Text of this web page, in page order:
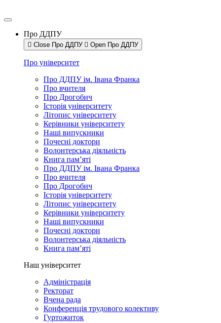
Про ДДПУ
Close Про ДДПУ Open Про ДДПУ
Про університет
Про ДДПУ ім. Івана Франка
Про вчителя
Про Дрогобич
Історія університету
Літопис університету
Керівники університету
Наші випускники
Почесні доктори
Волонтерська діяльність
Книга пам’яті
Про ДДПУ ім. Івана Франка
Про вчителя
Про Дрогобич
Історія університету
Літопис університету
Керівники університету
Наші випускники
Почесні доктори
Волонтерська діяльність
Книга пам’яті
Наш університет
Адміністрація
Ректорат
Вчена рада
Конференція трудового колективу
Гуртожиток